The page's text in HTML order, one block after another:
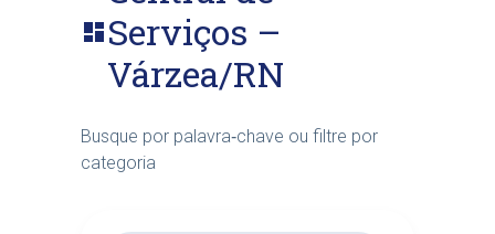
dashboard Serviços –
Várzea/RN
Busque por palavra‑chave ou filtre por
categoria